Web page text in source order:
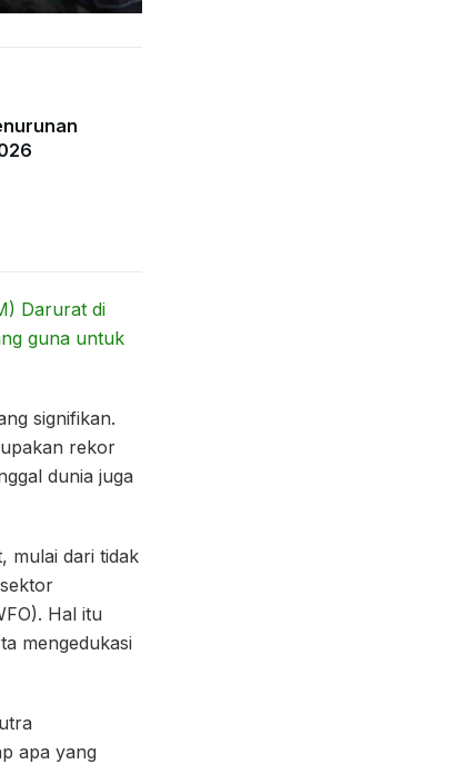
Darurat di
guna untuk
signifikan.
rekor
dunia juga
mulai dari tidak
Hal itu
mengedukasi
apa yang